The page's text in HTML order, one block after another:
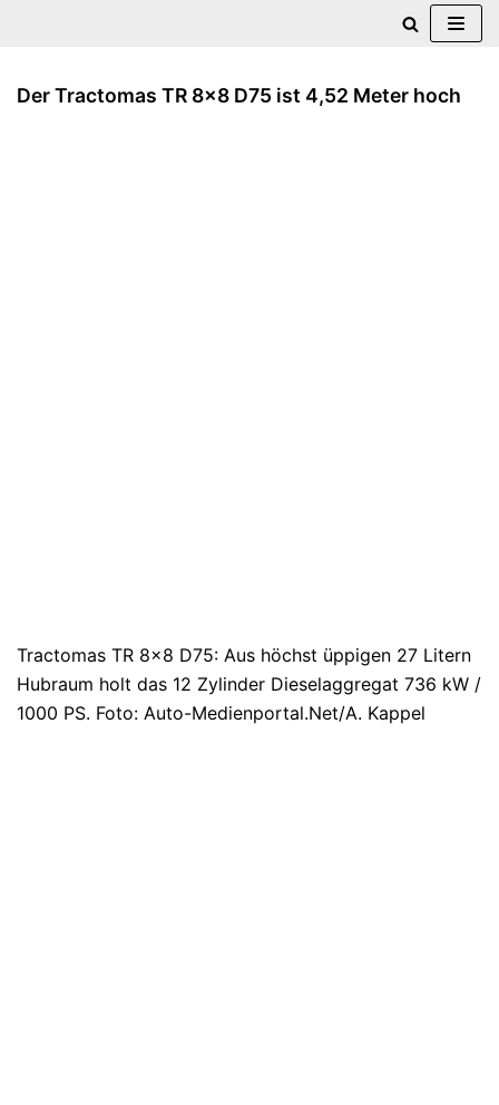
Inhalt
Der Tractomas TR 8×8 D75 ist 4,52 Meter hoch
Tractomas TR 8×8 D75: Aus höchst üppigen 27 Litern
Hubraum holt das 12 Zylinder Dieselaggregat 736 kW /
1000 PS. Foto: Auto-Medienportal.Net/A. Kappel